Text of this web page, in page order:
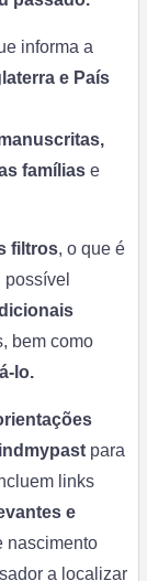
informa a
e País
famílias e
filtros, o que é
bem como
lo.
para
links
e
nascimento
a localizar